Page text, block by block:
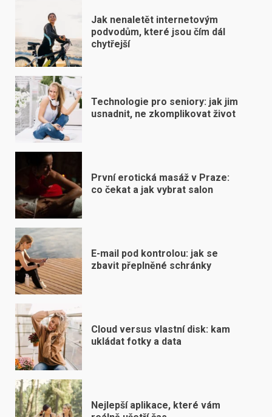
Jak nenaletět internetovým
podvodům, které jsou čím dál
chytřejší
Technologie pro seniory: jak jim
usnadnit, ne zkomplikovat život
První erotická masáž v Praze:
co čekat a jak vybrat salon
E-mail pod kontrolou: jak se
zbavit přeplněné schránky
Cloud versus vlastní disk: kam
ukládat fotky a data
Nejlepší aplikace, které vám